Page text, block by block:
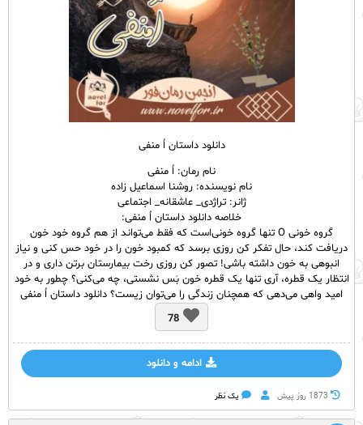
دانلود داستان اُ منفی
نام رمان: اُ منفی
نام نویسنده: روشنا اسماعیل زاده
ژانر: تراژدی_ عاشقانه_ اجتماعی
خلاصه دانلود داستان اُ منفی:
گروه خونی O تنها گروه خونی‌است که فقط می‌تواند از هم گروه خود خون
دریافت کند، حال تفکر کن روزی برسد که کمبود خون را در خود حس کنی و نیاز
انبوهی به خون داشته باشی! تصور کن روزی رخت بیمارستان برتن داری و در
انتظار یک قطره، آری تنها یک قطره خون بَس نشستی، چه می‌کنی؟ چطور به خود
امید واهی می‌دهی که همچنان زندگی را می‌توان زیست؟ دانلود داستان اُ منفی
78
ادامه و دانلود
1873 روز پيش یک نظر